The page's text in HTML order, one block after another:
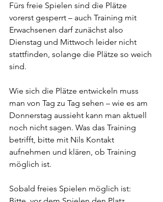
Fürs freie Spielen sind die Plätze
vorerst gesperrt – auch Training mit
Erwachsenen darf zunächst also
Dienstag und Mittwoch leider nicht
stattfinden, solange die Plätze so weich
sind.
Wie sich die Plätze entwickeln muss
man von Tag zu Tag sehen – wie es am
Donnerstag aussieht kann man aktuell
noch nicht sagen. Was das Training
betrifft, bitte mit Nils Kontakt
aufnehmen und klären, ob Training
möglich ist.
Sobald freies Spielen möglich ist: